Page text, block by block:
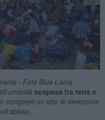
- Foto Blue Lama
sospesa fra terra e
compiere un atto di devozione